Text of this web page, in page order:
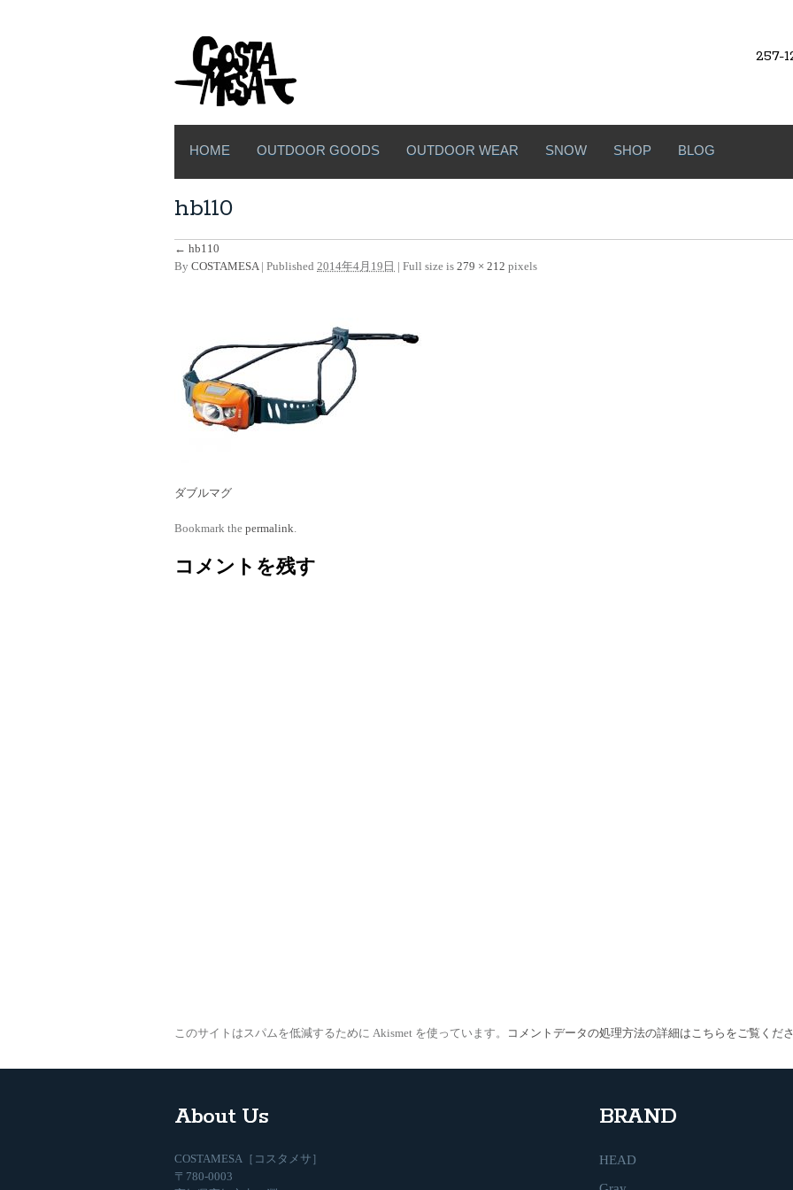
257-
HOME OUTDOOR GOODS OUTDOOR WEAR SNOW SHOP BLOG
hb110
← hb110
By COSTAMESA | Published 2014年4月19日 | Full size is 279 × 212 pixels
ダブルマグ
Bookmark the permalink.
コメントを残す
このサイトはスパムを低減するために Akismet を使っています。 コメントデータの処理方法の詳細はこちらをご覧くだ
About Us
COSTAMESA［コスタメサ］
〒780-0003
BRAND
HEAD